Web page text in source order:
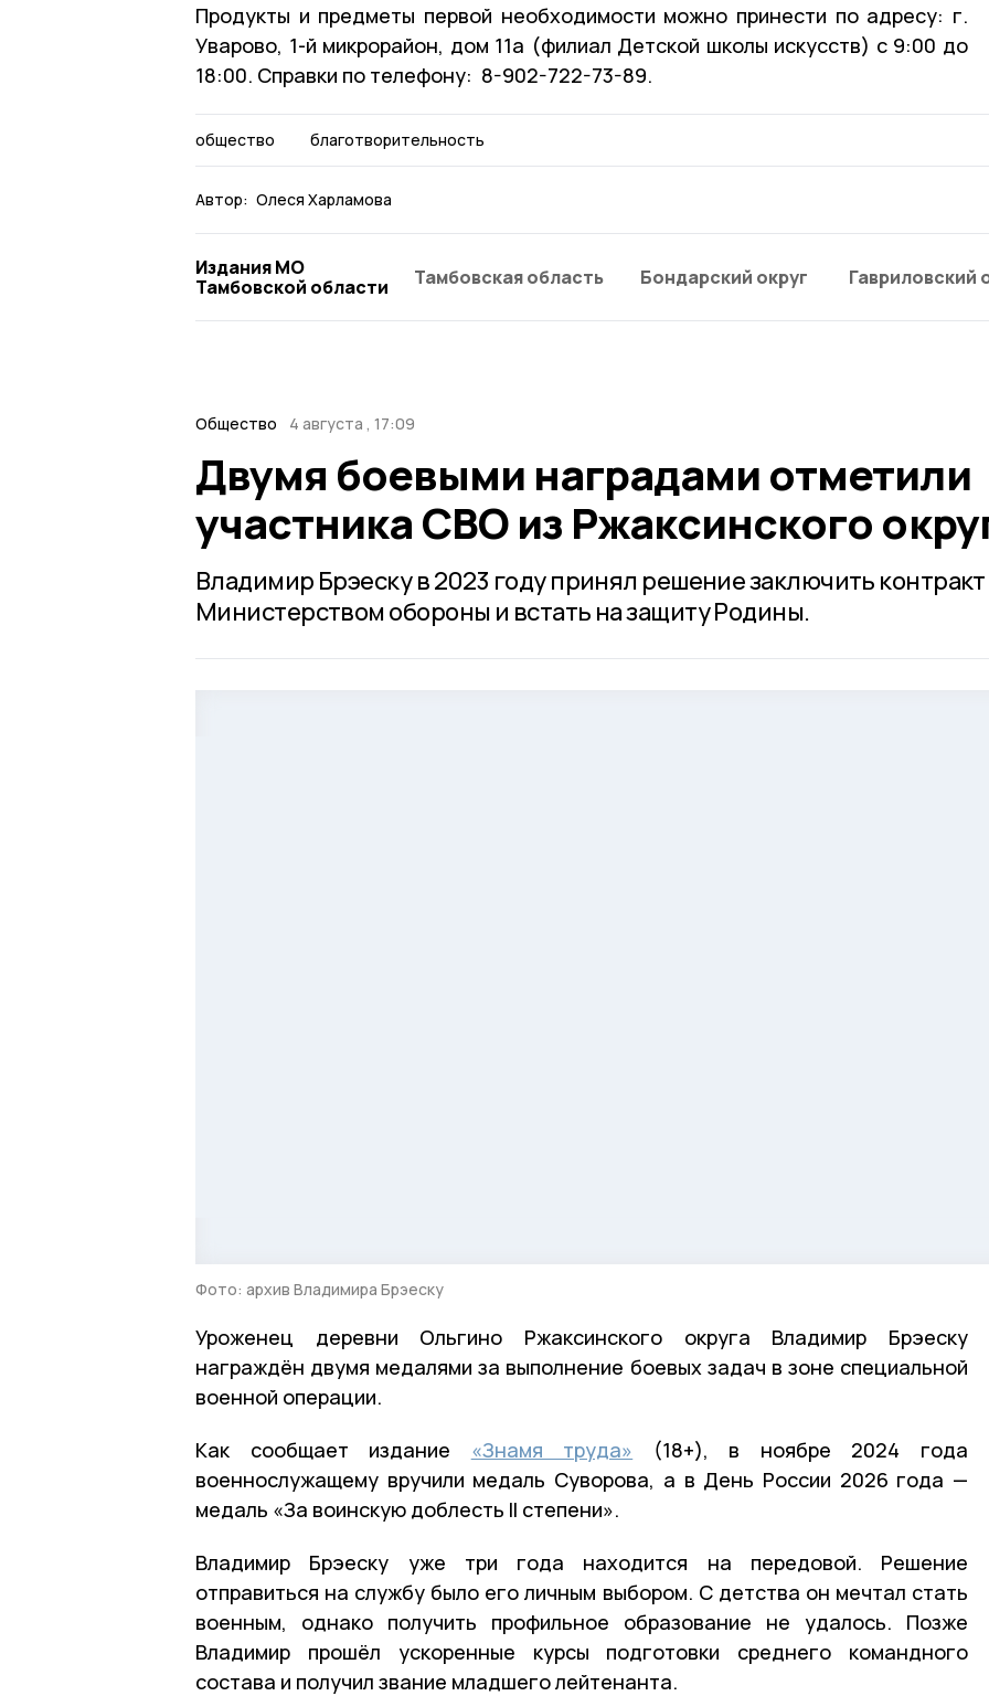
Продукты и предметы первой необходимости можно принести по адресу: г.
Уварово, 1-й микрорайон, дом 11а (филиал Детской школы искусств) с 9:00 до
18:00. Справки по телефону: 8-902-722-73-89.
общество благотворительность
Автор: Олеся Харламова
Издания МО
Тамбовской области
Тамбовская область Бондарский округ Гавриловский
Общество 4 августа , 17:09
Двумя боевыми наградами отметили
участника СВО из Ржаксинского
Владимир Брэеску в 2023 году принял решение заключить контракт
Министерством обороны и встать на защиту Родины.
Фото: архив Владимира Брэеску
Уроженец деревни Ольгино Ржаксинского округа Владимир Брэеску
награждён двумя медалями за выполнение боевых задач в зоне специальной
военной операции.
Как сообщает издание «Знамя труда» (18+), в ноябре 2024 года
военнослужащему вручили медаль Суворова, а в День России 2026 года —
медаль «За воинскую доблесть II степени».
Владимир Брэеску уже три года находится на передовой. Решение
отправиться на службу было его личным выбором. С детства он мечтал стать
военным, однако получить профильное образование не удалось. Позже
Владимир прошёл ускоренные курсы подготовки среднего командного
состава и получил звание младшего лейтенанта.